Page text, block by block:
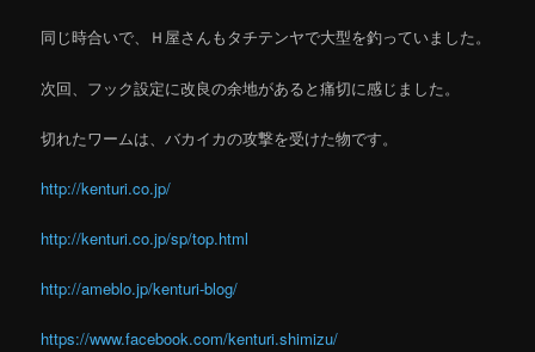
同じ時合いで、Ｈ屋さんもタチテンヤで大型を釣っていました。
次回、フック設定に改良の余地があると痛切に感じました。
切れたワームは、バカイカの攻撃を受けた物です。
http://kenturi.co.jp/
http://kenturi.co.jp/sp/top.html
http://ameblo.jp/kenturi-blog/
https://www.facebook.com/kenturi.shimizu/